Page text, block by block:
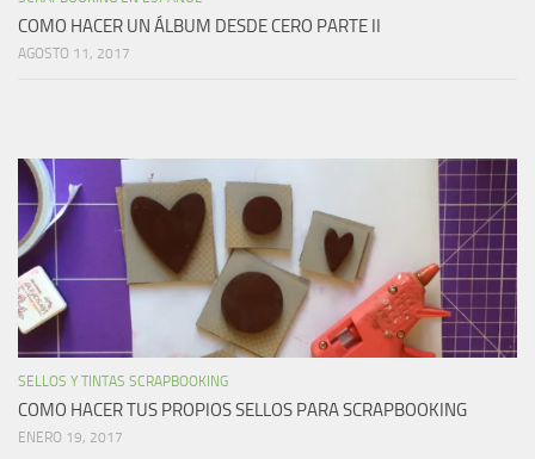
COMO HACER UN ÁLBUM DESDE CERO PARTE II
AGOSTO 11, 2017
SELLOS Y TINTAS SCRAPBOOKING
COMO HACER TUS PROPIOS SELLOS PARA SCRAPBOOKING
ENERO 19, 2017